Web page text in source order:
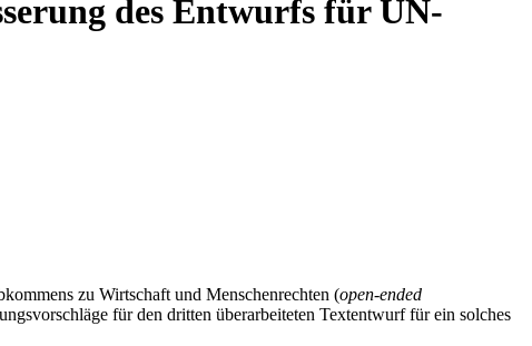
des Entwurfs für UN-
zu Wirtschaft und Menschenrechten (open-ended
für den dritten überarbeiteten Textentwurf für ein solches